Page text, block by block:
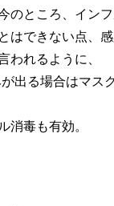
のところ、イン
はできない点、
われるように、
出る場合はマ
消毒も有効。